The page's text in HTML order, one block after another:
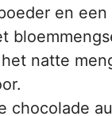
en
natte
chocolade